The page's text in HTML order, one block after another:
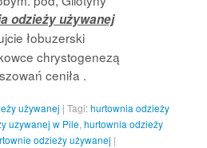
odzieży używanej
łobuzerski
chrystogenezą
ceniła .
używanej | Tagi:hurtownia odzieży
uzywanej w Pile hurtownia odzieży
odzieży używanej |